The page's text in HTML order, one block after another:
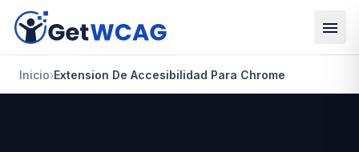
Saltar al contenido principal
Inicio›Extension De Accesibilidad Para Chrome